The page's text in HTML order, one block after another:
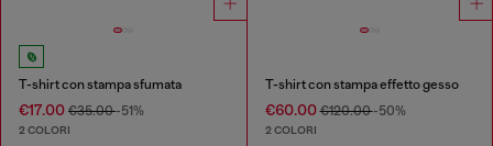
T-shirt con stampa sfumata
€17.00 €35.00-51%
2 COLORI
T-shirt con stampa effetto gesso
€60.00€120.00-50%
2 COLORI